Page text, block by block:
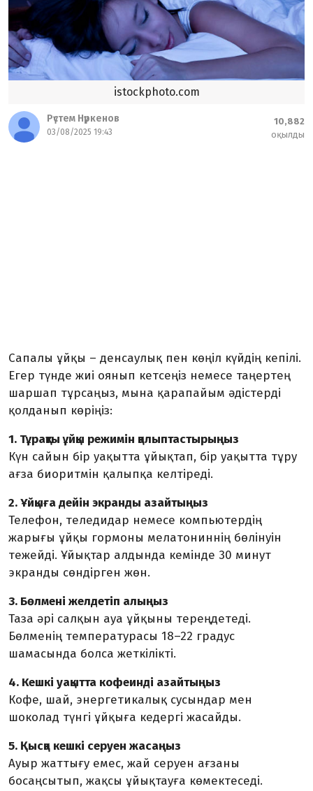
istockphoto.com
Рүстем Нүркенов
03/08/2025 19:43
10,882
оқылды
Сапалы ұйқы – денсаулық пен көңіл күйдің кепілі.
Егер түнде жиі оянып кетсеңіз немесе таңертең
шаршап тұрсаңыз, мына қарапайым әдістерді
қолданып көріңіз:
1. Тұрақты ұйқы режимін қалыптастырыңыз
Күн сайын бір уақытта ұйықтап, бір уақытта тұру
ағза биоритмін қалыпқа келтіреді.
2. Ұйқыға дейін экранды азайтыңыз
Телефон, теледидар немесе компьютердің
жарығы ұйқы гормоны мелатониннің бөлінуін
тежейді. Ұйықтар алдында кемінде 30 минут
экранды сөндірген жөн.
3. Бөлмені желдетіп алыңыз
Таза әрі салқын ауа ұйқыны тереңдетеді.
Бөлменің температурасы 18–22 градус
шамасында болса жеткілікті.
4. Кешкі уақытта кофеинді азайтыңыз
Кофе, шай, энергетикалық сусындар мен
шоколад түнгі ұйқыға кедергі жасайды.
5. Қысқа кешкі серуен жасаңыз
Ауыр жаттығу емес, жай серуен ағзаны
босаңсытып, жақсы ұйықтауға көмектеседі.